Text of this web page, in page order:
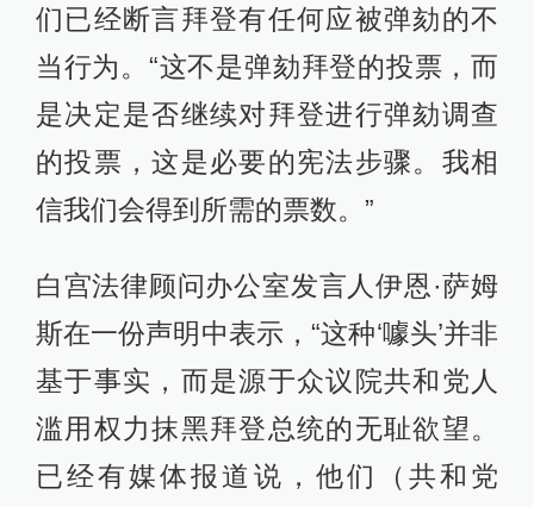
们已经断言拜登有任何应被弹劾的不
当行为。“这不是弹劾拜登的投票，而
是决定是否继续对拜登进行弹劾调查
的投票，这是必要的宪法步骤。我相
信我们会得到所需的票数。”
白宫法律顾问办公室发言人伊恩·萨姆
斯在一份声明中表示，“这种‘噱头’并非
基于事实，而是源于众议院共和党人
滥用权力抹黑拜登总统的无耻欲望。
已经有媒体报道说，他们（共和党